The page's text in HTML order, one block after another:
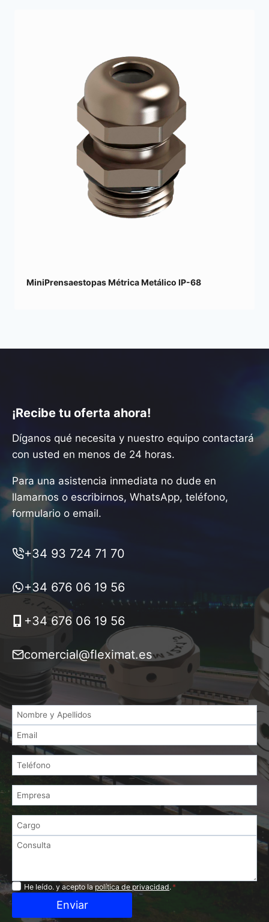
MiniPrensaestopas Métrica Metálico IP-68
¡Recibe tu oferta ahora!
Díganos qué necesita y nuestro equipo contactará
con usted en menos de 24 horas.
Para una asistencia inmediata no dude en
llamarnos o escribirnos, WhatsApp, teléfono,
formulario o email.
+34 93 724 71 70
+34 676 06 19 56
+34 676 06 19 56
comercial@fleximat.es
Privacidad
He leído. y acepto lapolítica de privacidad. *
Enviar